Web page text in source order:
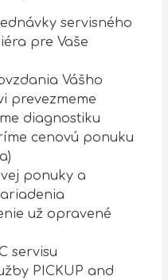
servisného
pre Vaše
Vášho
prevezmeme
diagnostiku
cenovú ponuku
ponuky a
už opravené
servisu
PICKUP and